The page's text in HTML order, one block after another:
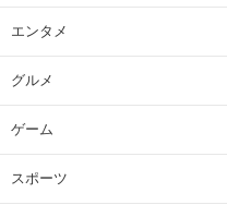
エンタメ
グルメ
ゲーム
スポーツ